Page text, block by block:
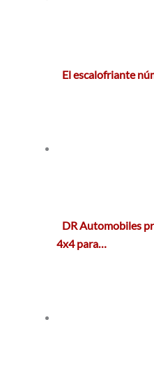
El escalofriante
DR Automobiles
4x4 para…